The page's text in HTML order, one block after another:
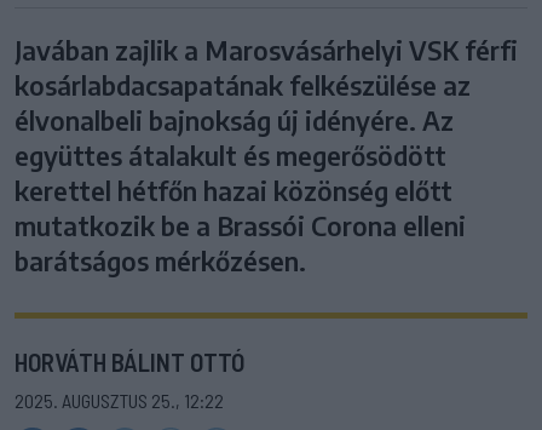
Javában zajlik a Marosvásárhelyi VSK férfi
kosárlabdacsapatának felkészülése az
élvonalbeli bajnokság új idényére. Az
együttes átalakult és megerősödött
kerettel hétfőn hazai közönség előtt
mutatkozik be a Brassói Corona elleni
barátságos mérkőzésen.
HORVÁTH BÁLINT OTTÓ
2025. AUGUSZTUS 25., 12:22